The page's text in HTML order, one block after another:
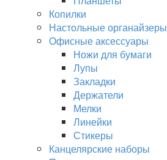
Копилки
Настольные органайзеры
Офисные аксессуары
Ножи для бумаги
Лупы
Закладки
Держатели
Мелки
Линейки
Стикеры
Канцелярские наборы